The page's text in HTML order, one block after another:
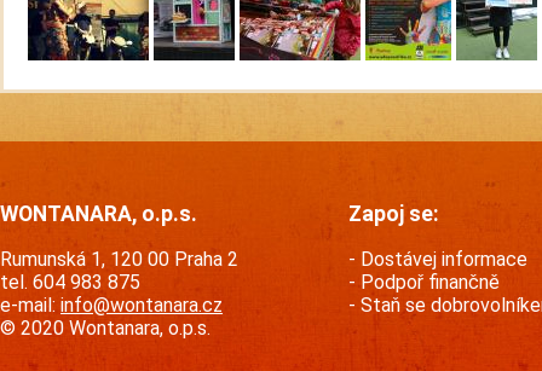
WONTANARA, o.p.s.
Rumunská 1, 120 00 Praha 2
tel. 604 983 875
e-mail: info@wontanara.cz
© 2020 Wontanara, o.p.s.
Zapoj se:
Dostávej informace
Podpoř finančně
Staň se